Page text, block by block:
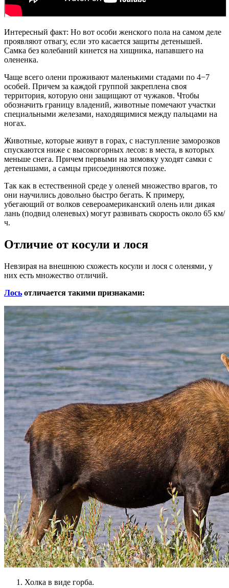
Интересный факт: Но вот особи женского пола на самом деле
проявляют отвагу, если это касается защиты детенышей.
Самка без колебаний кинется на хищника, напавшего на
олененка.
Чаще всего олени проживают маленькими стадами по 4−7
особей. Причем за каждой группой закреплена своя
территория, которую они защищают от чужаков. Чтобы
обозначить границу владений, животные помечают участки
специальными железами, находящимися между пальцами на
ногах.
Животные, которые живут в горах, с наступление заморозков
спускаются ниже с высокогорных лесов: в места, в которых
меньше снега. Причем первыми на зимовку уходят самки с
детенышами, а самцы присоединяются позже.
Так как в естественной среде у оленей множество врагов, то
они научились довольно быстро бегать. К примеру,
убегающий от волков североамериканский олень или дикая
лань (подвид оленевых) могут развивать скорость около 65 км/
ч.
Отличие от косули и лося
Невзирая на внешнюю схожесть косули и лося с оленями, у
них есть множество отличий.
Лось отличается такими признаками:
Холка в виде горба.